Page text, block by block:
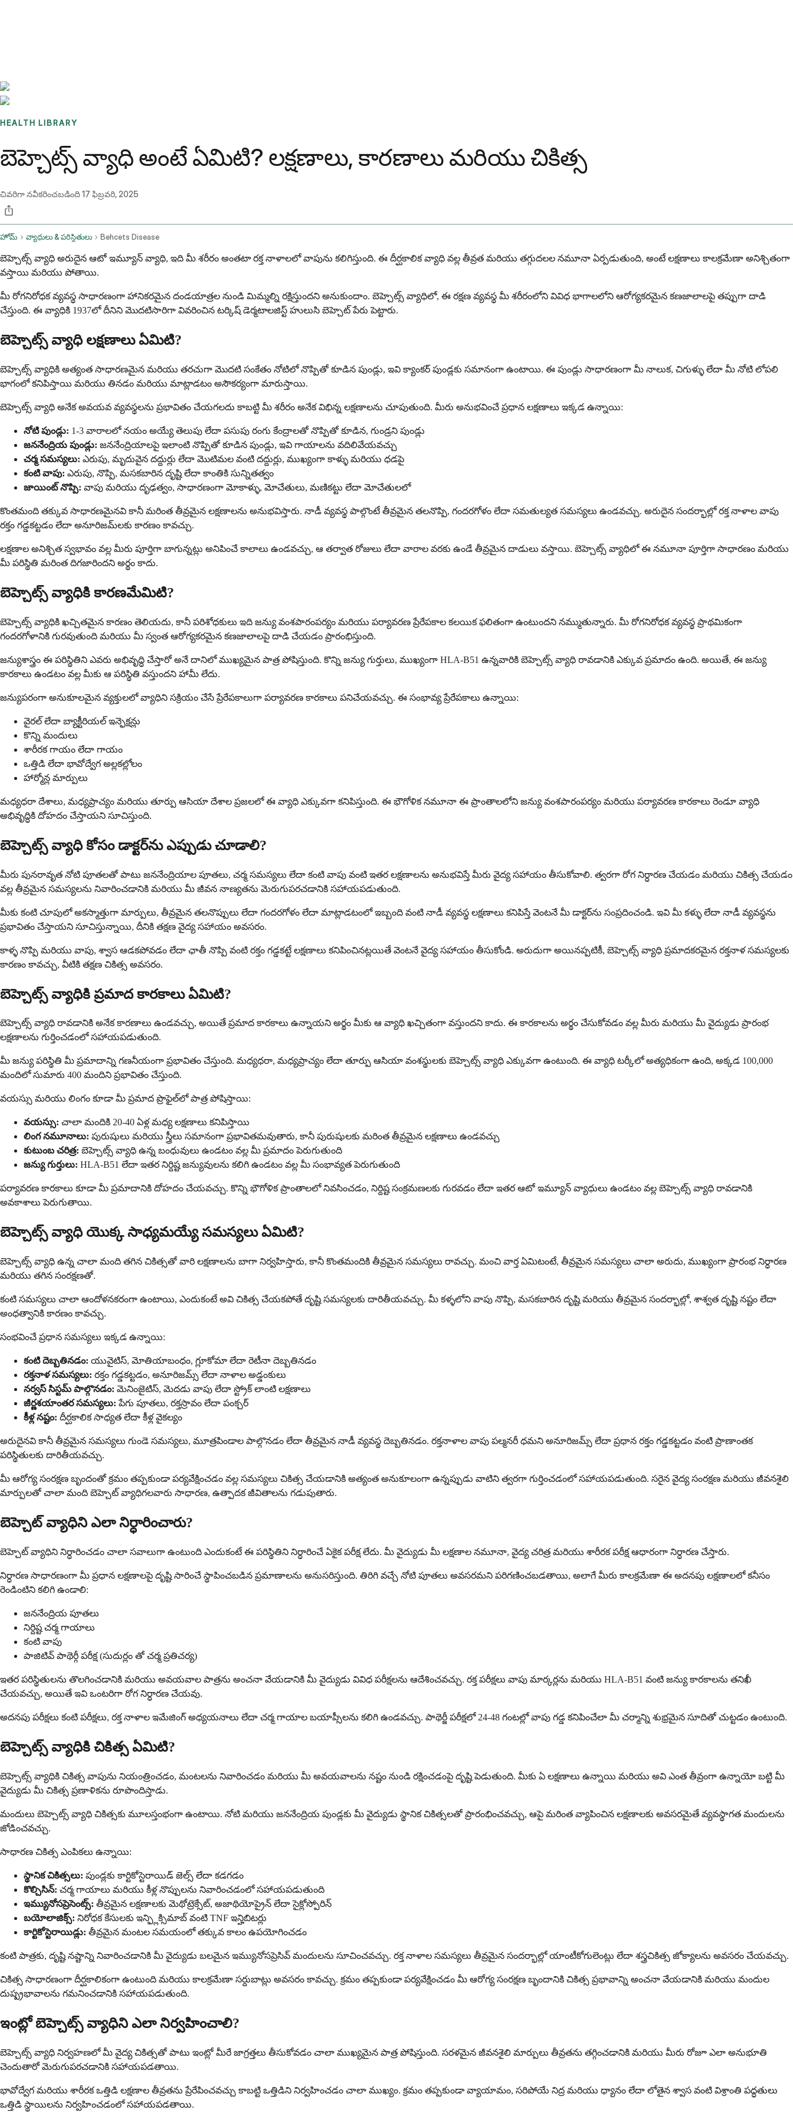
HEALTH LIBRARY
బెహ్చెట్స్ వ్యాధి అంటే ఏమిటి? లక్షణాలు, కారణాలు మరియు చికిత్స
చివరిగా నవీకరించబడింది17 ఫిబ్రవరి, 2025
హోమ్ వ్యాధులు & పరిస్థితులు Behcets Disease
బెహ్చెట్స్ వ్యాధి అరుదైన ఆటో ఇమ్యూన్ వ్యాధి, ఇది మీ శరీరం అంతటా రక్త నాళాలలో వాపును కలిగిస్తుంది. ఈ దీర్ఘకాలిక వ్యాధి వల్ల తీవ్రత మరియు తగ్గుదలల నమూనా ఏర్పడుతుంది, అంటే లక్షణాలు కాలక్రమేణా అనిశ్చితంగా
వస్తాయి మరియు పోతాయి.
మీ రోగనిరోధక వ్యవస్థ సాధారణంగా హానికరమైన దండయాత్రల నుండి మిమ్మల్ని రక్షిస్తుందని అనుకుందాం. బెహ్చెట్స్ వ్యాధిలో, ఈ రక్షణ వ్యవస్థ మీ శరీరంలోని వివిధ భాగాలలోని ఆరోగ్యకరమైన కణజాలాలపై తప్పుగా దాడి
చేస్తుంది. ఈ వ్యాధికి 1937లో దీనిని మొదటిసారిగా వివరించిన టర్కిష్ డెర్మటాలజిస్ట్ హులుసి బెహ్చెట్ పేరు పెట్టారు.
బెహ్చెట్స్ వ్యాధి లక్షణాలు ఏమిటి?
బెహ్చెట్స్ వ్యాధికి అత్యంత సాధారణమైన మరియు తరచుగా మొదటి సంకేతం నోటిలో నొప్పితో కూడిన పుండ్లు, ఇవి క్యాంకర్ పుండ్లకు సమానంగా ఉంటాయి. ఈ పుండ్లు సాధారణంగా మీ నాలుక, చిగుళ్ళు లేదా మీ నోటి లోపలి
భాగంలో కనిపిస్తాయి మరియు తినడం మరియు మాట్లాడటం అసౌకర్యంగా మారుస్తాయి.
బెహ్చెట్స్ వ్యాధి అనేక అవయవ వ్యవస్థలను ప్రభావితం చేయగలదు కాబట్టి మీ శరీరం అనేక విభిన్న లక్షణాలను చూపుతుంది. మీరు అనుభవించే ప్రధాన లక్షణాలు ఇక్కడ ఉన్నాయి:
నోటి పుండ్లు: 1-3 వారాలలో నయం అయ్యే తెలుపు లేదా పసుపు రంగు కేంద్రాలతో నొప్పితో కూడిన, గుండ్రని పుండ్లు
జననేంద్రియ పుండ్లు: జననేంద్రియాలపై ఇలాంటి నొప్పితో కూడిన పుండ్లు, ఇవి గాయాలను వదిలివేయవచ్చు
చర్మ సమస్యలు: ఎరుపు, మృదువైన దద్దుర్లు లేదా మొటిమల వంటి దద్దుర్లు, ముఖ్యంగా కాళ్ళు మరియు ధడపై
కంటి వాపు: ఎరుపు, నొప్పి, మసకబారిన దృష్టి లేదా కాంతికి సున్నితత్వం
జాయింట్ నొప్పి: వాపు మరియు దృఢత్వం, సాధారణంగా మోకాళ్ళు, మోచేతులు, మణికట్టు లేదా మోచేతులలో
కొంతమంది తక్కువ సాధారణమైనవి కానీ మరింత తీవ్రమైన లక్షణాలను అనుభవిస్తారు. నాడీ వ్యవస్థ పాల్గొంటే తీవ్రమైన తలనొప్పి, గందరగోళం లేదా సమతుల్యత సమస్యలు ఉండవచ్చు. అరుదైన సందర్భాల్లో రక్త నాళాల వాపు
రక్తం గడ్డకట్టడం లేదా అనూరిజమ్‌లకు కారణం కావచ్చు.
లక్షణాల అనిశ్చిత స్వభావం వల్ల మీరు పూర్తిగా బాగున్నట్లు అనిపించే కాలాలు ఉండవచ్చు, ఆ తర్వాత రోజులు లేదా వారాల వరకు ఉండే తీవ్రమైన దాడులు వస్తాయి. బెహ్చెట్స్ వ్యాధిలో ఈ నమూనా పూర్తిగా సాధారణం మరియు
మీ పరిస్థితి మరింత దిగజారిందని అర్థం కాదు.
బెహ్చెట్స్ వ్యాధికి కారణమేమిటి?
బెహ్చెట్స్ వ్యాధికి ఖచ్చితమైన కారణం తెలియదు, కానీ పరిశోధకులు ఇది జన్యు వంశపారంపర్యం మరియు పర్యావరణ ప్రేరేపకాల కలయిక ఫలితంగా ఉంటుందని నమ్ముతున్నారు. మీ రోగనిరోధక వ్యవస్థ ప్రాథమికంగా
గందరగోళానికి గురవుతుంది మరియు మీ స్వంత ఆరోగ్యకరమైన కణజాలాలపై దాడి చేయడం ప్రారంభిస్తుంది.
జన్యుశాస్త్రం ఈ పరిస్థితిని ఎవరు అభివృద్ధి చేస్తారో అనే దానిలో ముఖ్యమైన పాత్ర పోషిస్తుంది. కొన్ని జన్యు గుర్తులు, ముఖ్యంగా HLA-B51 ఉన్నవారికి బెహ్చెట్స్ వ్యాధి రావడానికి ఎక్కువ ప్రమాదం ఉంది. అయితే, ఈ జన్యు
కారకాలు ఉండటం వల్ల మీకు ఆ పరిస్థితి వస్తుందని హామీ లేదు.
జన్యుపరంగా అనుకూలమైన వ్యక్తులలో వ్యాధిని సక్రియం చేసే ప్రేరేపకాలుగా పర్యావరణ కారకాలు పనిచేయవచ్చు. ఈ సంభావ్య ప్రేరేపకాలు ఉన్నాయి:
వైరల్ లేదా బ్యాక్టీరియల్ ఇన్ఫెక్షన్లు
కొన్ని మందులు
శారీరక గాయం లేదా గాయం
ఒత్తిడి లేదా భావోద్వేగ అల్లకల్లోలం
హార్మోన్ల మార్పులు
మధ్యధరా దేశాలు, మధ్యప్రాచ్యం మరియు తూర్పు ఆసియా దేశాల ప్రజలలో ఈ వ్యాధి ఎక్కువగా కనిపిస్తుంది. ఈ భౌగోళిక నమూనా ఈ ప్రాంతాలలోని జన్యు వంశపారంపర్యం మరియు పర్యావరణ కారకాలు రెండూ వ్యాధి
అభివృద్ధికి దోహదం చేస్తాయని సూచిస్తుంది.
బెహ్చెట్స్ వ్యాధి కోసం డాక్టర్‌ను ఎప్పుడు చూడాలి?
మీరు పునరావృత నోటి పూతలతో పాటు జననేంద్రియాల పూతలు, చర్మ సమస్యలు లేదా కంటి వాపు వంటి ఇతర లక్షణాలను అనుభవిస్తే మీరు వైద్య సహాయం తీసుకోవాలి. త్వరగా రోగ నిర్ధారణ చేయడం మరియు చికిత్స చేయడం
వల్ల తీవ్రమైన సమస్యలను నివారించడానికి మరియు మీ జీవన నాణ్యతను మెరుగుపరచడానికి సహాయపడుతుంది.
మీకు కంటి చూపులో అకస్మాత్తుగా మార్పులు, తీవ్రమైన తలనొప్పులు లేదా గందరగోళం లేదా మాట్లాడటంలో ఇబ్బంది వంటి నాడీ వ్యవస్థ లక్షణాలు కనిపిస్తే వెంటనే మీ డాక్టర్‌ను సంప్రదించండి. ఇవి మీ కళ్ళు లేదా నాడీ వ్యవస్థను
ప్రభావితం చేస్తాయని సూచిస్తున్నాయి, దీనికి తక్షణ వైద్య సహాయం అవసరం.
కాళ్ళ నొప్పి మరియు వాపు, శ్వాస ఆడకపోవడం లేదా ఛాతీ నొప్పి వంటి రక్తం గడ్డకట్టే లక్షణాలు కనిపించినట్లయితే వెంటనే వైద్య సహాయం తీసుకోండి. అరుదుగా అయినప్పటికీ, బెహ్చెట్స్ వ్యాధి ప్రమాదకరమైన రక్తనాళ సమస్యలకు
కారణం కావచ్చు, వీటికి తక్షణ చికిత్స అవసరం.
బెహ్చెట్స్ వ్యాధికి ప్రమాద కారకాలు ఏమిటి?
బెహ్చెట్స్ వ్యాధి రావడానికి అనేక కారణాలు ఉండవచ్చు, అయితే ప్రమాద కారకాలు ఉన్నాయని అర్థం మీకు ఆ వ్యాధి ఖచ్చితంగా వస్తుందని కాదు. ఈ కారకాలను అర్థం చేసుకోవడం వల్ల మీరు మరియు మీ వైద్యుడు ప్రారంభ
లక్షణాలను గుర్తించడంలో సహాయపడుతుంది.
మీ జన్యు పరిస్థితి మీ ప్రమాదాన్ని గణనీయంగా ప్రభావితం చేస్తుంది. మధ్యధరా, మధ్యప్రాచ్యం లేదా తూర్పు ఆసియా వంశస్థులకు బెహ్చెట్స్ వ్యాధి ఎక్కువగా ఉంటుంది. ఈ వ్యాధి టర్కీలో అత్యధికంగా ఉంది, అక్కడ 100,000
మందిలో సుమారు 400 మందిని ప్రభావితం చేస్తుంది.
వయస్సు మరియు లింగం కూడా మీ ప్రమాద ప్రొఫైల్‌లో పాత్ర పోషిస్తాయి:
వయస్సు: చాలా మందికి 20-40 ఏళ్ల మధ్య లక్షణాలు కనిపిస్తాయి
లింగ నమూనాలు: పురుషులు మరియు స్త్రీలు సమానంగా ప్రభావితమవుతారు, కానీ పురుషులకు మరింత తీవ్రమైన లక్షణాలు ఉండవచ్చు
కుటుంబ చరిత్ర: బెహ్చెట్స్ వ్యాధి ఉన్న బంధువులు ఉండటం వల్ల మీ ప్రమాదం పెరుగుతుంది
జన్యు గుర్తులు: HLA-B51 లేదా ఇతర నిర్దిష్ట జన్యువులను కలిగి ఉండటం వల్ల మీ సంభావ్యత పెరుగుతుంది
పర్యావరణ కారకాలు కూడా మీ ప్రమాదానికి దోహదం చేయవచ్చు. కొన్ని భౌగోళిక ప్రాంతాలలో నివసించడం, నిర్దిష్ట సంక్రమణలకు గురవడం లేదా ఇతర ఆటో ఇమ్యూన్ వ్యాధులు ఉండటం వల్ల బెహ్చెట్స్ వ్యాధి రావడానికి
అవకాశాలు పెరుగుతాయి.
బెహ్చెట్స్ వ్యాధి యొక్క సాధ్యమయ్యే సమస్యలు ఏమిటి?
బెహ్చెట్స్ వ్యాధి ఉన్న చాలా మంది తగిన చికిత్సతో వారి లక్షణాలను బాగా నిర్వహిస్తారు, కానీ కొంతమందికి తీవ్రమైన సమస్యలు రావచ్చు. మంచి వార్త ఏమిటంటే, తీవ్రమైన సమస్యలు చాలా అరుదు, ముఖ్యంగా ప్రారంభ నిర్ధారణ
మరియు తగిన సంరక్షణతో.
కంటి సమస్యలు చాలా ఆందోళనకరంగా ఉంటాయి, ఎందుకంటే అవి చికిత్స చేయకపోతే దృష్టి సమస్యలకు దారితీయవచ్చు. మీ కళ్ళలోని వాపు నొప్పి, మసకబారిన దృష్టి మరియు తీవ్రమైన సందర్భాల్లో, శాశ్వత దృష్టి నష్టం లేదా
అంధత్వానికి కారణం కావచ్చు.
సంభవించే ప్రధాన సమస్యలు ఇక్కడ ఉన్నాయి:
కంటి దెబ్బతినడం: యువైటిస్, మోతియాబంధం, గ్లూకోమా లేదా రెటీనా దెబ్బతినడం
రక్తనాళ సమస్యలు: రక్తం గడ్డకట్టడం, అనూరిజమ్స్ లేదా నాళాల అడ్డంకులు
నర్వస్ సిస్టమ్ పాల్గొనడం: మెనింజైటిస్, మెదడు వాపు లేదా స్ట్రోక్ లాంటి లక్షణాలు
జీర్ణశయాంతర సమస్యలు: పేగు పూతలు, రక్తస్రావం లేదా పంక్చర్
కీళ్ల నష్టం: దీర్ఘకాలిక సాధ్యత లేదా కీళ్ల వైకల్యం
అరుదైనవి కానీ తీవ్రమైన సమస్యలు గుండె సమస్యలు, మూత్రపిండాల పాల్గొనడం లేదా తీవ్రమైన నాడీ వ్యవస్థ దెబ్బతినడం. రక్తనాళాల వాపు పల్మనరీ ధమని అనూరిజమ్స్ లేదా ప్రధాన రక్తం గడ్డకట్టడం వంటి ప్రాణాంతక
పరిస్థితులకు దారితీయవచ్చు.
మీ ఆరోగ్య సంరక్షణ బృందంతో క్రమం తప్పకుండా పర్యవేక్షించడం వల్ల సమస్యలు చికిత్స చేయడానికి అత్యంత అనుకూలంగా ఉన్నప్పుడు వాటిని త్వరగా గుర్తించడంలో సహాయపడుతుంది. సరైన వైద్య సంరక్షణ మరియు జీవనశైలి
మార్పులతో చాలా మంది బెహ్చెట్ వ్యాధిగలవారు సాధారణ, ఉత్పాదక జీవితాలను గడుపుతారు.
బెహ్చెట్ వ్యాధిని ఎలా నిర్ధారించారు?
బెహ్చెట్ వ్యాధిని నిర్ధారించడం చాలా సవాలుగా ఉంటుంది ఎందుకంటే ఈ పరిస్థితిని నిర్ధారించే ఏకైక పరీక్ష లేదు. మీ వైద్యుడు మీ లక్షణాల నమూనా, వైద్య చరిత్ర మరియు శారీరక పరీక్ష ఆధారంగా నిర్ధారణ చేస్తారు.
నిర్ధారణ సాధారణంగా మీ ప్రధాన లక్షణాలపై దృష్టి సారించే స్థాపించబడిన ప్రమాణాలను అనుసరిస్తుంది. తిరిగి వచ్చే నోటి పూతలు అవసరమని పరిగణించబడతాయి, అలాగే మీరు కాలక్రమేణా ఈ అదనపు లక్షణాలలో కనీసం
రెండింటిని కలిగి ఉండాలి:
జననేంద్రియ పూతలు
నిర్దిష్ట చర్మ గాయాలు
కంటి వాపు
పాజిటివ్ పాథెర్గీ పరీక్ష (సుదుర్లం తో చర్మ ప్రతిచర్య)
ఇతర పరిస్థితులను తొలగించడానికి మరియు అవయవాల పాత్రను అంచనా వేయడానికి మీ వైద్యుడు వివిధ పరీక్షలను ఆదేశించవచ్చు. రక్త పరీక్షలు వాపు మార్కర్లను మరియు HLA-B51 వంటి జన్యు కారకాలను తనిఖీ
చేయవచ్చు, అయితే ఇవి ఒంటరిగా రోగ నిర్ధారణ చేయవు.
అదనపు పరీక్షలు కంటి పరీక్షలు, రక్త నాళాల ఇమేజింగ్ అధ్యయనాలు లేదా చర్మ గాయాల బయాప్సీలను కలిగి ఉండవచ్చు. పాథెర్జీ పరీక్షలో 24-48 గంటల్లో వాపు గడ్డ కనిపించేలా మీ చర్మాన్ని శుభ్రమైన సూదితో చుట్టడం ఉంటుంది.
బెహ్చెట్స్ వ్యాధికి చికిత్స ఏమిటి?
బెహ్చెట్స్ వ్యాధికి చికిత్స వాపును నియంత్రించడం, మంటలను నివారించడం మరియు మీ అవయవాలను నష్టం నుండి రక్షించడంపై దృష్టి పెడుతుంది. మీకు ఏ లక్షణాలు ఉన్నాయి మరియు అవి ఎంత తీవ్రంగా ఉన్నాయో బట్టి మీ
వైద్యుడు మీ చికిత్స ప్రణాళికను రూపొందిస్తాడు.
మందులు బెహ్చెట్స్ వ్యాధి చికిత్సకు మూలస్తంభంగా ఉంటాయి. నోటి మరియు జననేంద్రియ పుండ్లకు మీ వైద్యుడు స్థానిక చికిత్సలతో ప్రారంభించవచ్చు, ఆపై మరింత వ్యాపించిన లక్షణాలకు అవసరమైతే వ్యవస్థాగత మందులను
జోడించవచ్చు.
సాధారణ చికిత్స ఎంపికలు ఉన్నాయి:
స్థానిక చికిత్సలు: పుండ్లకు కార్టికోస్టెరాయిడ్ జెల్స్ లేదా కడగడం
కొల్చిసిన్: చర్మ గాయాలు మరియు కీళ్ల నొప్పులను నివారించడంలో సహాయపడుతుంది
ఇమ్యునోసప్రెసెంట్స్: తీవ్రమైన లక్షణాలకు మెథోట్రెక్సేట్, అజాథియోప్రైన్ లేదా సైక్లోస్పోరిన్
బయోలాజిక్స్: నిరోధక కేసులకు ఇన్ఫ్లిక్సిమాబ్ వంటి TNF ఇన్హిబిటర్లు
కార్టికోస్టెరాయిడ్లు: తీవ్రమైన మంటల సమయంలో తక్కువ కాలం ఉపయోగించడం
కంటి పాత్రకు, దృష్టి నష్టాన్ని నివారించడానికి మీ వైద్యుడు బలమైన ఇమ్యునోసప్రెసివ్ మందులను సూచించవచ్చు. రక్త నాళాల సమస్యలు తీవ్రమైన సందర్భాల్లో యాంటీకోగులెంట్లు లేదా శస్త్రచికిత్స జోక్యాలను అవసరం చేయవచ్చు.
చికిత్స సాధారణంగా దీర్ఘకాలికంగా ఉంటుంది మరియు కాలక్రమేణా సర్దుబాట్లు అవసరం కావచ్చు. క్రమం తప్పకుండా పర్యవేక్షించడం మీ ఆరోగ్య సంరక్షణ బృందానికి చికిత్స ప్రభావాన్ని అంచనా వేయడానికి మరియు మందుల
దుష్ప్రభావాలను గమనించడానికి సహాయపడుతుంది.
ఇంట్లో బెహ్చెట్స్ వ్యాధిని ఎలా నిర్వహించాలి?
బెహ్చెట్స్ వ్యాధి నిర్వహణలో మీ వైద్య చికిత్సతో పాటు ఇంట్లో మీరే జాగ్రత్తలు తీసుకోవడం చాలా ముఖ్యమైన పాత్ర పోషిస్తుంది. సరళమైన జీవనశైలి మార్పులు తీవ్రతను తగ్గించడానికి మరియు మీరు రోజూ ఎలా అనుభూతి
చెందుతారో మెరుగుపరచడానికి సహాయపడతాయి.
భావోద్వేగ మరియు శారీరక ఒత్తిడి లక్షణాల తీవ్రతను ప్రేరేపించవచ్చు కాబట్టి ఒత్తిడిని నిర్వహించడం చాలా ముఖ్యం. క్రమం తప్పకుండా వ్యాయామం, సరిపోయే నిద్ర మరియు ధ్యానం లేదా లోతైన శ్వాస వంటి విశ్రాంతి పద్ధతులు
ఒత్తిడి స్థాయిలను నిర్వహించడంలో సహాయపడతాయి.